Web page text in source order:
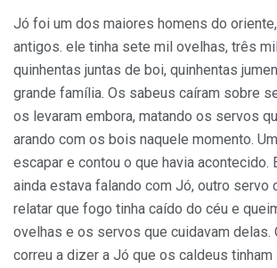
Jó foi um dos maiores homens do
antigos. ele tinha sete mil ovelhas, três
quinhentas juntas de boi, quinhentas
grande família. Os sabeus caíram sobre
os levaram embora, matando os servos
arando com os bois naquele momento.
escapar e contou o que havia acontecido.
ainda estava falando com Jó, outro servo
relatar que fogo tinha caído do céu e
ovelhas e os servos que cuidavam delas.
correu a dizer a Jó que os caldeus